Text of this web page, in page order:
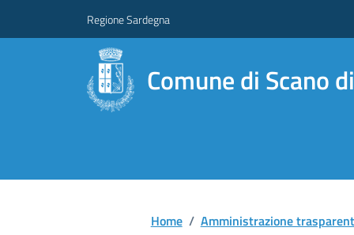
Regione Sardegna
Comune di Scano
Home / Amministrazione